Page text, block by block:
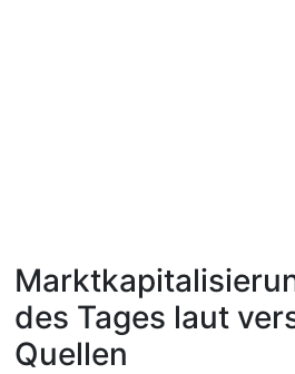
des Tages laut
Quellen